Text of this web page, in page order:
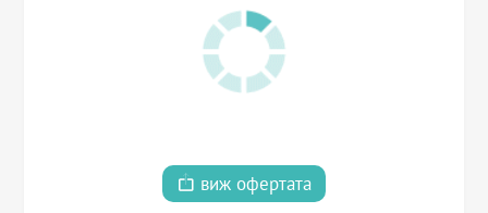
виж офертата